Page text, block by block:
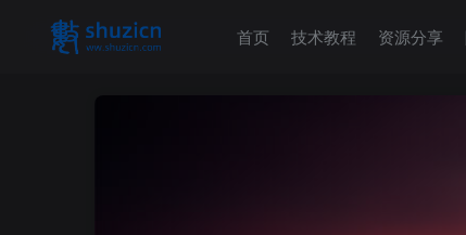
首页 技术教程 资源分享